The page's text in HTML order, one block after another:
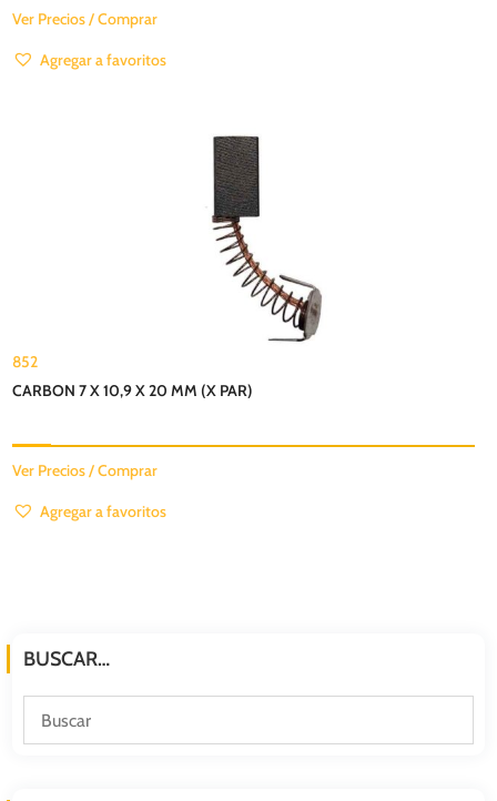
Ver Precios / Comprar
Agregar a favoritos
852
CARBON 7 X 10,9 X 20 MM (X PAR)
Ver Precios / Comprar
Agregar a favoritos
BUSCAR…